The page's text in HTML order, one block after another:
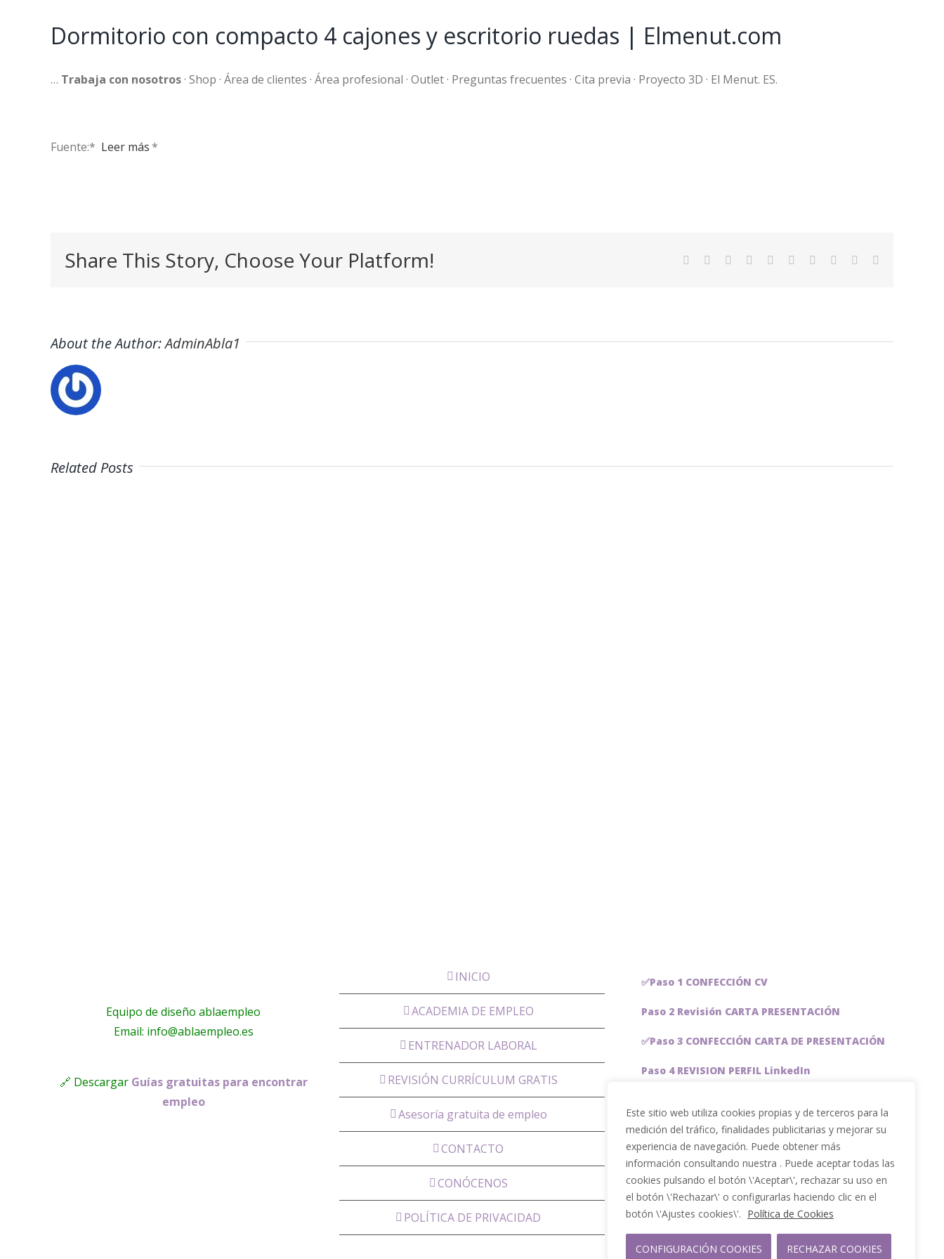
Este sitio web utiliza cookies propias y de terceros para la
medición del tráfico, finalidades publicitarias y mejorar su
experiencia de navegación. Puede obtener más
información consultando nuestra . Puede aceptar todas las
cookies pulsando el botón \'Aceptar\', rechazar su uso en
el botón \'Rechazar\' o configurarlas haciendo clic en el
botón \'Ajustes cookies\'. Política de Cookies
CONFIGURACIÓN COOKIES RECHAZAR COOKIES
Dormitorio con compacto 4 cajones y escritorio ruedas | Elmenut.com
… Trabaja con nosotros· Shop · Área de clientes · Área profesional · Outlet · Preguntas frecuentes · Cita previa · Proyecto 3D · El Menut. ES.
Fuente:* ​ Leer más*
Share This Story, Choose Your Platform! Facebook
TwitterLinkedIn
Reddit WhatsApp
TumblrPinterest Xing
About the Author:AdminAbla1
Related Posts
Equipo de diseño ablaempleo
Email: info@ablaempleo.es
🔗 Descargar Guías gratuitas para encontrar
empleo
INICIO
ACADEMIA DE EMPLEO
ENTRENADOR LABORAL
REVISIÓN CURRÍCULUM GRATIS
Asesoría gratuita de empleo
CONTACTO
CONÓCENOS
POLÍTICA DE PRIVACIDAD
✅Paso 1 CONFECCIÓN CV
Paso 2 Revisión CARTA PRESENTACIÓN
✅Paso 3 CONFECCIÓN CARTA DE PRESENTACIÓN
Paso 4 REVISION PERFIL LinkedIn
PACKS DE AHORRO
JOBAI, ASISTENTE DE IA PARA BUSCAR EMPLEO
Servicios especiales